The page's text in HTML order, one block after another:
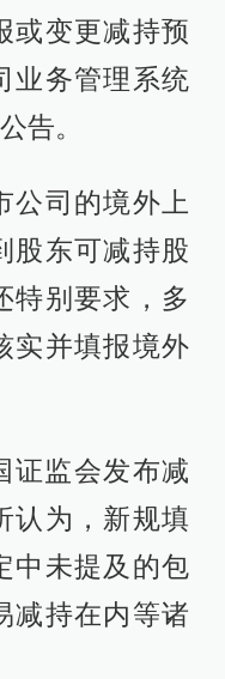
或变更减持预
业务管理系统
告。
公司的境外上
股东可减持股
特别要求，多
实并填报境外
证监会发布减
认为，新规填
中未提及的包
减持在内等诸